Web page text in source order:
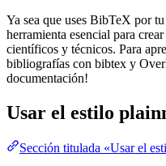
Ya sea que uses BibTeX por
herramienta esencial para
científicos y técnicos. Para
bibliografías con bibtex y
documentación!
Usar el estilo
Sección titulada «Usar el